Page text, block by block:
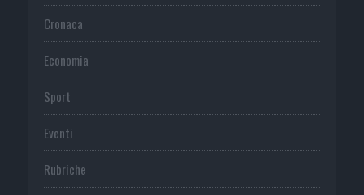
Cronaca
Economia
Sport
Eventi
Rubriche